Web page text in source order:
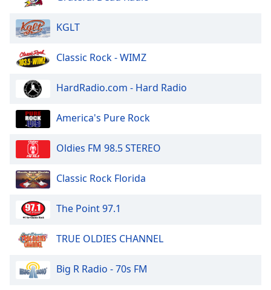
dialog
window.
cancel
window.
Opacity
Text
Background
KGLT
Classic Rock - WIMZ
HardRadio.com - Hard Radio
America's Pure Rock
Oldies FM 98.5 STEREO
Classic Rock Florida
The Point 97.1
TRUE OLDIES CHANNEL
Big R Radio - 70s FM